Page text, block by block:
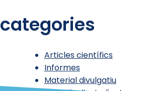
categories
Articles científics
Informes
Material divulgatiu